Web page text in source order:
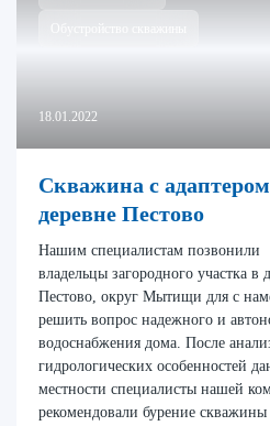
Обустройство скважины
18.01.2022
Скважина с
деревне Пестово
Нашим специалистам позвонили
владельцы загородного участка в
Пестово, округ Мытищи для с
решить вопрос надежного и
водоснабжения дома. После
гидрологических особенностей
местности специалисты нашей
рекомендовали бурение скважины